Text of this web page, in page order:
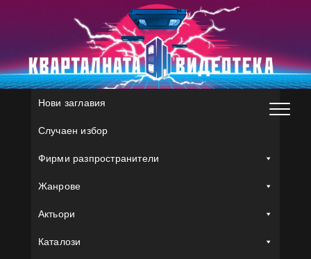
Нови заглавия
Случаен избор
Фирми разпространители
Жанрове
Актьори
Каталози